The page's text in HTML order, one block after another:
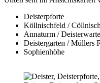
Deisterpforte
Köllnischfeld /
Annaturm / Deisterwarte
Deistergarten / Müllers
Sophienhöhe